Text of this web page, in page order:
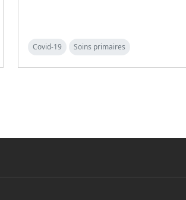
Covid-19 Soins primaires